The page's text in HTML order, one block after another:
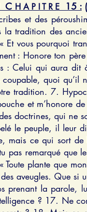
C H A P I T R E 15 :
et des
la tradition des
Et vous pourquoi
: Honore ton
: Celui qui aura dit
coupable, quoi
tradition. 7.
et m’honore
doctrines, qui ne
le peuple, il leur
mais ce qui sort
pas remarqué que
Toute plante que
aveugles. Que si
prenant la parole,
? 17. Ne